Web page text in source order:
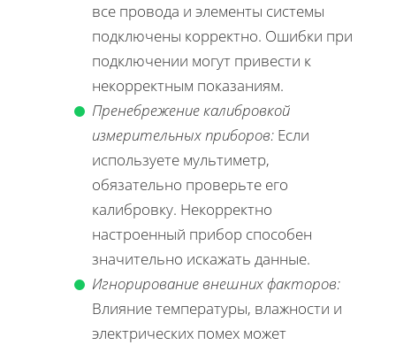
все провода и элементы системы
подключены корректно. Ошибки при
подключении могут привести к
некорректным показаниям.
Пренебрежение калибровкой
измерительных приборов: Если
используете мультиметр,
обязательно проверьте его
калибровку. Некорректно
настроенный прибор способен
значительно искажать данные.
Игнорирование внешних факторов:
Влияние температуры, влажности и
электрических помех может